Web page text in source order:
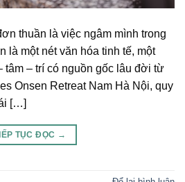
thuần là việc ngâm mình trong
là một nét văn hóa tinh tế, một
tâm – trí có nguồn gốc lâu đời từ
Onsen Retreat Nam Hà Nội, quy
[…]
TỤC ĐỌC →